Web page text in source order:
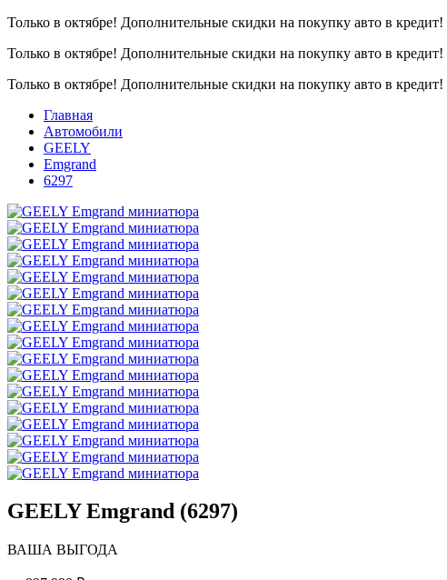
Только в октябре! Дополнительные скидки на покупку авто в кредит!
Только в октябре! Дополнительные скидки на покупку авто в кредит!
Только в октябре! Дополнительные скидки на покупку авто в кредит!
Главная
Автомобили
GEELY
Emgrand
6297
GEELY Emgrand (6297)
ВАША ВЫГОДА